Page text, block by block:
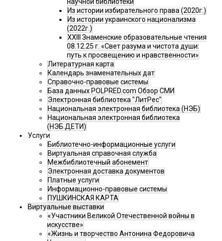
научной библиотеки
Из истории избирательного права (2020г.)
Из истории украинского национализма
(2022г.)
XXIII Знаменские образовательные чтения
08.12.25 г. «Свет разума и чистота души:
путь к просвещению и нравственности»
Литературная карта
Календарь знаменательных дат
Справочно-правовые системы
База данных POLPRED.com Обзор СМИ
Электронная библиотека "ЛитРес"
Национальная электронная библиотека (НЭБ)
Национальная электронная библиотека
(НЭБ.ДЕТИ)
Услуги
Библиотечно-информационные услуги
Виртуальная справочная служба
Межбиблиотечный абонемент
Электронная доставка документов
Платные услуги
Информационно-правовые системы
ПУШКИНСКАЯ КАРТА
Виртуальные выставки
«Участники Великой Отечественной войны в
искусстве»
«Жизнь и творчество Антонина Федоровича